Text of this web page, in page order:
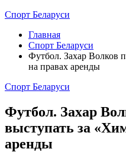
Спорт Беларуси
Главная
Спорт Беларуси
Футбол. Захар Волков
на правах аренды
Спорт Беларуси
Футбол. Захар
выступать за
аренды